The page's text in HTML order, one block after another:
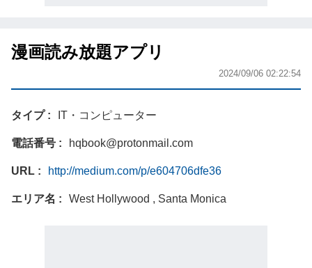
漫画読み放題アプリ
2024/09/06 02:22:54
タイプ IT・コンピューター
電話番号 hqbook@protonmail.com
URL http://medium.com/p/e604706dfe36
エリア名 West Hollywood , Santa Monica